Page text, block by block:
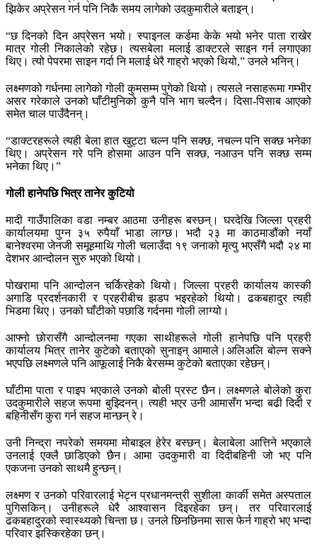
झिकेर अप्रेसन गर्न पनि निकै समय लागेको उदकुमारीले बताइन्।
“छ दिनको दिन अप्रेसन भयो। स्पाइनल कर्डमा केके भयो भनेर पाता राखेर
मात्र गोली निकालेको रहेछ। त्यसबेला मलाई डाक्टरले साइन गर्न लगाएका
थिए। त्यो पेपरमा साइन गर्दा नि मलाई धेरै गाह्रो भएको थियो,” उनले भनिन्।
लक्ष्मणको गर्धनमा लागेको गोली कुमसम्म पुगेको थियो। त्यसले नसाहरूमा गम्भीर
असर गरेकाले उनको घाँटीमुनिको कुनै पनि भाग चल्दैन। दिसा-पिसाब आएको
समेत चाल पाउँदैनन्।
“डाक्टरहरूले त्यही बेला हात खुट्टा चल्न पनि सक्छ, नचल्न पनि सक्छ भनेका
थिए। अप्रेसन गरे पनि होसमा आउन पनि सक्छ, नआउन पनि सक्छ सम्म
भनेका थिए।”
गोली हानेपछिभित्र तानेर कुटियो
मादी गाउँपालिका वडा नम्बर आठमा उनीहरू बस्छन्। घरदेखि जिल्ला प्रहरी
कार्यालयमा पुग्न ३५ रुपैयाँ भाडा लाग्छ। भदौ २३ मा काठमाडौंको नयाँ
बानेश्वरमा जेनजी समूहमाथि गोली चलाउँदा १९ जनाको मृत्यु भएसँगै भदौ २४ मा
देशभर आन्दोलन सुरु भएको थियो।
पोखरामा पनि आन्दोलन चर्किरहेको थियो। जिल्ला प्रहरी कार्यालय कास्की
अगाडि प्रदर्शनकारी र प्रहरीबीच झडप भइरहेको थियो। ढकबहादुर त्यही
भिडमा थिए। उनको घाँटीको पछाडि गर्दनमा गोली लाग्यो।
आफ्नो छोरासँगै आन्दोलनमा गएका साथीहरूले गोली हानेपछि पनि प्रहरी
कार्यालय भित्र तानेर कुटेको बताएको सुनाइन् आमाले।अलिअलि बोल्न सक्ने
भएपछि लक्ष्मणले पनि आफूलाई निकै बेरसम्म कुटेको बताएका रहेछन्।
घाँटीमा पाता र पाइप भएकाले उनको बोली प्रस्ट छैन। लक्ष्मणले बोलेको कुरा
उदकुमारीले सहज रूपमा बुझ्दिनन्। त्यही भएर उनी आमासँग भन्दा बढी दिदी र
बहिनीसँग कुरा गर्न सहज मान्छन् रे।
उनी निन्द्रा नपरेको समयमा मोबाइल हेरेर बस्छन्। बेलाबेला आत्तिने भएकाले
उनलाई एक्लै छाडिएको छैन। आमा उदकुमारी वा दिदीबहिनी जो भए पनि
एकजना उनको साथमै हुन्छन्।
लक्ष्मण र उनको परिवारलाई भेट्न प्रधानमन्त्री सुशीला कार्की समेत अस्पताल
पुगिसकिन्। उनीहरूले धेरै आश्वासन दिइरहेका छन्। तर परिवारलाई
ढकबहादुरको स्वास्थ्यको चिन्ता छ। उनले छिनछिनमा सास फेर्न गाह्रो भए भन्दा
परिवार झस्किरहेका छन्।